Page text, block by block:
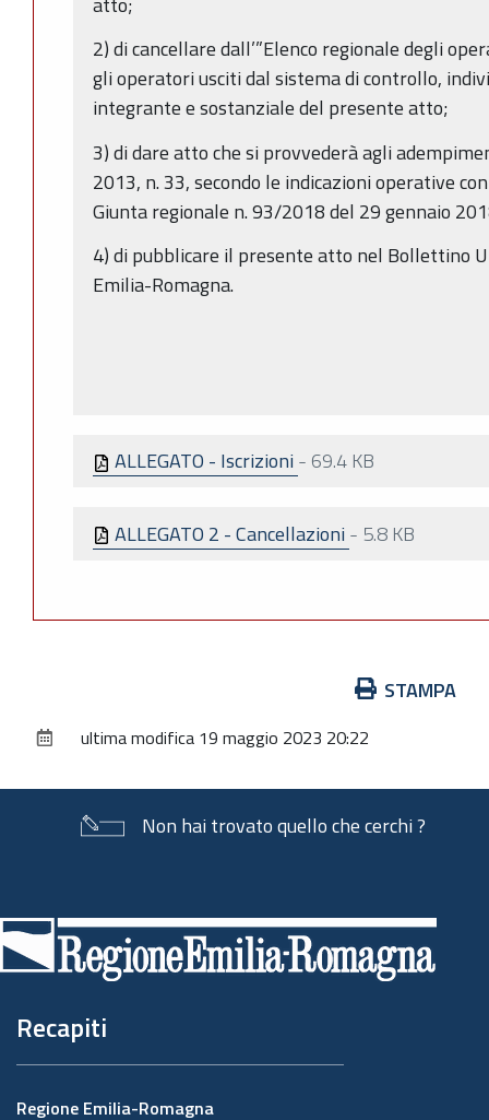
2) di cancellare dall’”Elenco regionale degli
gli operatori usciti dal sistema di controllo,
integrante e sostanziale del presente atto;
3) di dare atto che si provvederà agli
2013, n. 33, secondo le indicazioni operative
Giunta regionale n. 93/2018 del 29 gennaio
4) di pubblicare il presente atto nel Bollettino
Emilia-Romagna.
ALLEGATO - Iscrizioni- 69.4 KB
ALLEGATO 2 - Cancellazioni- 5.8 KB
documento
STAMPA
ultima modifica 19 maggio 2023 20:22
Non hai trovato quello che cerchi ?
di
pagina
Recapiti
Regione Emilia-Romagna